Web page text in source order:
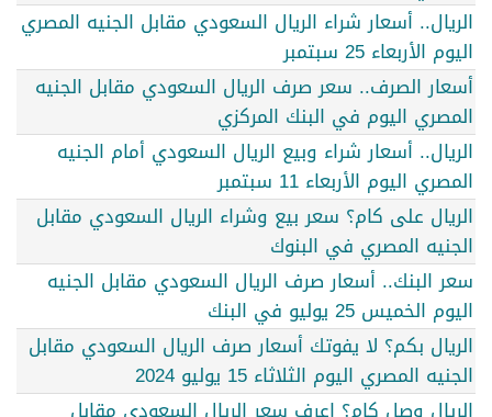
الريال.. أسعار شراء الريال السعودي مقابل الجنيه المصري
اليوم الأربعاء 25 سبتمبر
أسعار الصرف.. سعر صرف الريال السعودي مقابل الجنيه
المصري اليوم في البنك المركزي
الريال.. أسعار شراء وبيع الريال السعودي أمام الجنيه
المصري اليوم الأربعاء 11 سبتمبر
الريال على كام؟ سعر بيع وشراء الريال السعودي مقابل
الجنيه المصري في البنوك
سعر البنك.. أسعار صرف الريال السعودي مقابل الجنيه
اليوم الخميس 25 يوليو في البنك
الريال بكم؟ لا يفوتك أسعار صرف الريال السعودي مقابل
الجنيه المصري اليوم الثلاثاء 15 يوليو 2024